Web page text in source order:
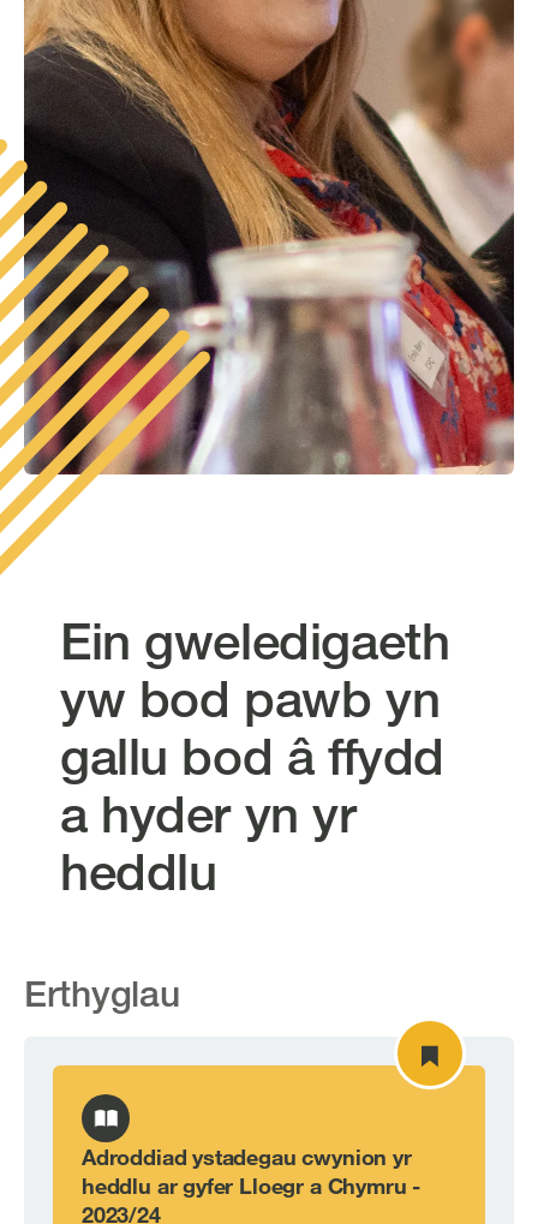
Ein gweledigaeth
yw bod pawb yn
gallu bod â ffydd
a hyder yn yr
heddlu
Erthyglau
Adroddiad ystadegau cwynion yr
heddlu ar gyfer Lloegr a Chymru -
2023/24